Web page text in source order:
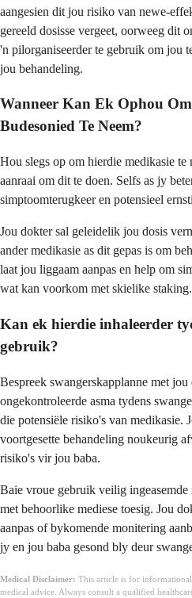
aangesien dit jou risiko van newe-
gereeld dosisse vergeet, oorweeg dit
'n pilorganiseerder te gebruik om jou
jou behandeling.
Wanneer Kan Ek Ophou
Budesonied Te Neem?
Hou slegs op om hierdie medikasie
aanraai om dit te doen. Selfs as jy
simptoomterugkeer en potensieel
Jou dokter sal geleidelik jou dosis
ander medikasie as dit gepas is om
laat jou liggaam aanpas en help om
wat kan voorkom met skielike staking.
Kan ek hierdie inhaleerder
gebruik?
Bespreek swangerskapplanne met jou
ongekontroleerde asma tydens
die potensiële risiko's van medikasie.
voortgesette behandeling noukeurig
risiko's vir jou baba.
Baie vroue gebruik veilig ingeasemde
met behoorlike mediese toesig. Jou
aanpas of bykomende monitering
jy en jou baba gesond bly deur
Medical Disclaimer: This article is for
medical advice. Always consult a qualified